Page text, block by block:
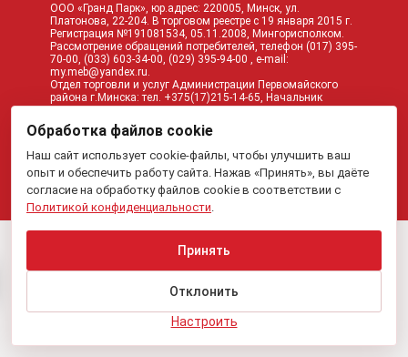
ООО «Гранд Парк», юр.адрес: 220005, Минск, ул.
Платонова, 22-204. В торговом реестре с 19 января 2015 г.
Регистрация №191081534, 05.11.2008, Мингорисполком.
Рассмотрение обращений потребителей, телефон (017) 395-
70-00, (033) 603-34-00, (029) 395-94-00 , e-mail:
my.meb@yandex.ru
Отдел торговли и услуг Администрации Первомайского
района г.Минска: тел. +375(17)215-14-65, Начальник
отдела: Жакович Юлия Николаевна.
Вся приведенная на данном сайте информация, включая
информацию о ценах, носит исключительно
информационный характер и не является публичной
офертой.
Обработка файлов cookie
Наш сайт использует cookie-файлы, чтобы улучшить ваш
опыт и обеспечить работу сайта. Нажав «Принять», вы даёте
согласие на обработку файлов cookie в соответствии с
Политикой конфиденциальности.
Настроить
Отклонить
Принять